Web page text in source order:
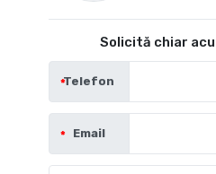
Solicită chiar
Telefon
Email